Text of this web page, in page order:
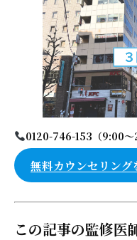
0120-746-153（9:00〜
無料カウンセリング
この記事の監修医